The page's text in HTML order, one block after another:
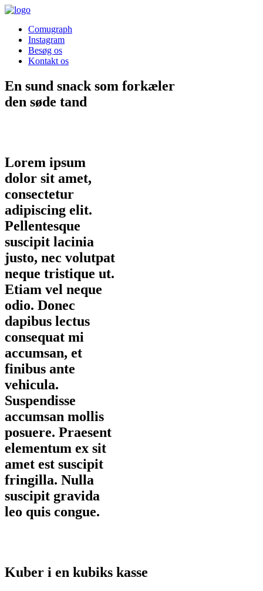
Comugraph
Instagram
Besøg os
Kontakt os
En sund snack som forkæler
den søde tand
Lorem ipsum
dolor sit amet,
consectetur
adipiscing elit.
Pellentesque
suscipit lacinia
justo, nec volutpat
neque tristique ut.
Etiam vel neque
odio. Donec
dapibus lectus
consequat mi
accumsan, et
finibus ante
vehicula.
Suspendisse
accumsan mollis
posuere. Praesent
elementum ex sit
amet est suscipit
fringilla. Nulla
suscipit gravida
leo quis congue.
Kuber i en kubiks kasse